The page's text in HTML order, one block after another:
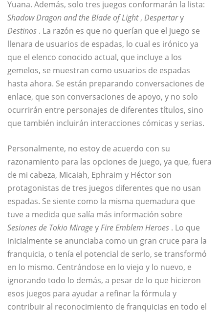
Yuana. Además, solo tres juegos conformarán la lista:
Shadow Dragon and the Blade of Light, Despertary
Destinos . La razón es que no querían que el juego se
llenara de usuarios de espadas, lo cual es irónico ya
que el elenco conocido actual, que incluye a los
gemelos, se muestran como usuarios de espadas
hasta ahora. Se están preparando conversaciones de
enlace, que son conversaciones de apoyo, y no solo
ocurrirán entre personajes de diferentes títulos, sino
que también incluirán interacciones cómicas y serias.
Personalmente, no estoy de acuerdo con su
razonamiento para las opciones de juego, ya que, fuera
de mi cabeza, Micaiah, Ephraim y Héctor son
protagonistas de tres juegos diferentes que no usan
espadas. Se siente como la misma quemadura que
tuve a medida que salía más información sobre
Sesiones de Tokio MirageyFire Emblem Heroes . Lo que
inicialmente se anunciaba como un gran cruce para la
franquicia, o tenía el potencial de serlo, se transformó
en lo mismo. Centrándose en lo viejo y lo nuevo, e
ignorando todo lo demás, a pesar de lo que hicieron
esos juegos para ayudar a refinar la fórmula y
contribuir al reconocimiento de franquicias en todo el